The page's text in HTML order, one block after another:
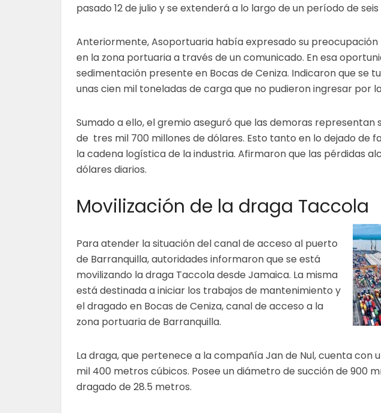
pasado 12 de julio y se extenderá a lo largo de un período de seis
Anteriormente, Asoportuaria había expresado su
en la zona portuaria a través de un comunicado. En esa
sedimentación presente en Bocas de Ceniza. Indicaron que se
unas cien mil toneladas de carga que no pudieron ingresar por
Sumado a ello, el gremio aseguró que las demoras
de tres mil 700 millones de dólares. Esto tanto en lo dejado de
la cadena logística de la industria. Afirmaron que las pérdidas
dólares diarios.
Movilización de la draga Taccola
Para atender la situación del canal de acceso al puerto
de Barranquilla, autoridades informaron que se está
movilizando la draga Taccola desde Jamaica. La misma
está destinada a iniciar los trabajos de mantenimiento y
el dragado en Bocas de Ceniza, canal de acceso a la
zona portuaria de Barranquilla.
La draga, que pertenece a la compañía Jan de Nul, cuenta con
mil 400 metros cúbicos. Posee un diámetro de succión de 900
dragado de 28.5 metros.